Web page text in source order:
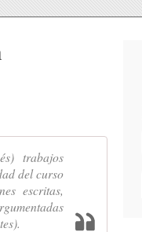
trabajos
del curso
escritas,